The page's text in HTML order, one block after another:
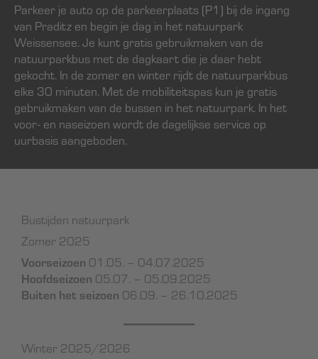
Parkeer je auto op de parkeerplaats (P1) bij de ingang
van Praditz en begin je dag in het natuurpark
Weissensee. Je kunt gratis gebruikmaken van de
natuurparkbus met de dagkaart die je daar hebt
gekocht. In de zomer en winter rijdt de natuurparkbus
elke 30 minuten. Met de mobiliteitspas kun je gratis
gebruikmaken van de bussen in het natuurpark. In het
voor- en naseizoen wordt de dagelijkse service op
uurbasis aangeboden.
Bustijden natuurpark
Zomer 2025
Voorseizoen 01.05. – 04.07.2025
Hoofdseizoen 05.07. – 05.09.2025
Buiten het seizoen 06.09. – 26.10.2025
Winter 2025/2026